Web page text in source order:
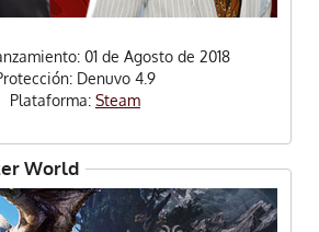
01 de Agosto de 2018
Denuvo 4.9
Plataforma: Steam
World